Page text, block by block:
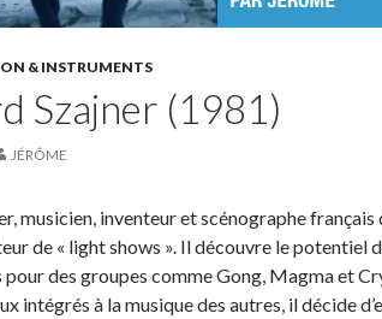
& INSTRUMENTS
Szajner (1981)
JÉRÔME
musicien, inventeur et scénographe français
de « light shows ». Il découvre le potentiel
des groupes comme Gong, Magma et
intégrés à la musique des autres, il décide